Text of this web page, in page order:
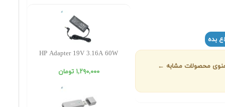
بده
منوی محصولات مشابه ←
HP Adapter 19V 3.16A 60W
١,٢٩٠,٠٠٠ تومان